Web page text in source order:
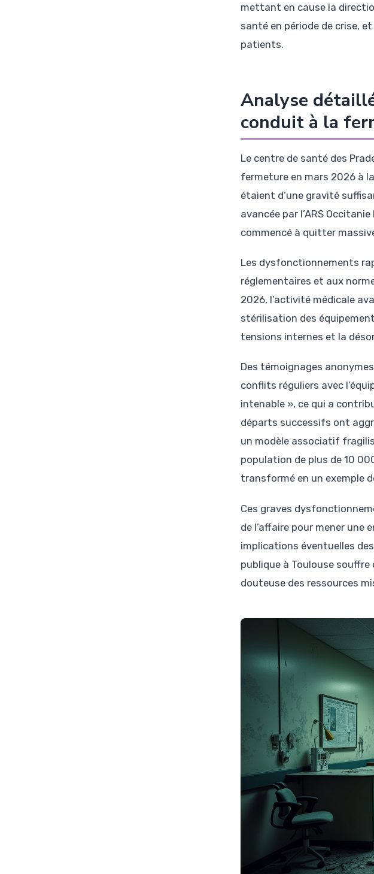
mettant en cause la
santé en période de crise,
patients.
Analyse
conduit à la
Le centre de santé des
fermeture en mars 2026 à
étaient d’une gravité
avancée par l’ARS
commencé à quitter
Les dysfonctionnements
réglementaires et aux
2026, l’activité médicale
stérilisation des
tensions internes et la
Des témoignages
conflits réguliers avec
intenable », ce qui a
départs successifs ont
un modèle associatif
population de plus de 10
transformé en un exemple
Ces graves
de l’affaire pour mener une
implications éventuelles
publique à Toulouse souffre
douteuse des ressources